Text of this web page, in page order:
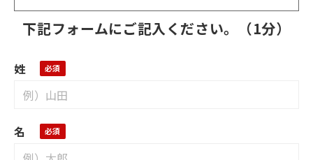
下記フォームにご記入ください。（1分）
姓
名